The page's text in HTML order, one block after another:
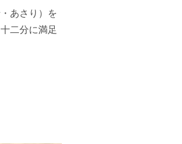
あさり）を
二分に満足